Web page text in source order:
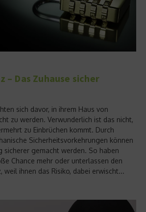
– Das Zuhause sicher
sich davor, in ihrem Haus von
zu werden. Verwunderlich ist das nicht,
zu Einbrüchen kommt. Durch
Sicherheitsvorkehrungen können
sicherer gemacht werden. So haben
Chance mehr oder unterlassen den
weil ihnen das Risiko, dabei erwischt...